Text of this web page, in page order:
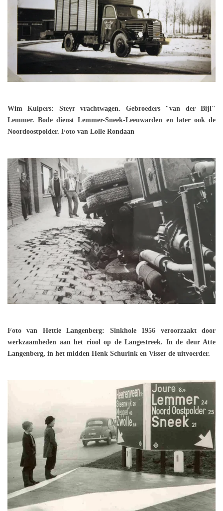
Wim Kuipers: Steyr vrachtwagen. Gebroeders "van der Bijl"
Lemmer. Bode dienst Lemmer-Sneek-Leeuwarden en later ook de
Noordoostpolder. Foto van Lolle Rondaan
Foto van Hettie Langenberg: Sinkhole 1956 veroorzaakt door
werkzaamheden aan het riool op de Langestreek. In de deur Atte
Langenberg, in het midden Henk Schurink en Visser de uitvoerder.